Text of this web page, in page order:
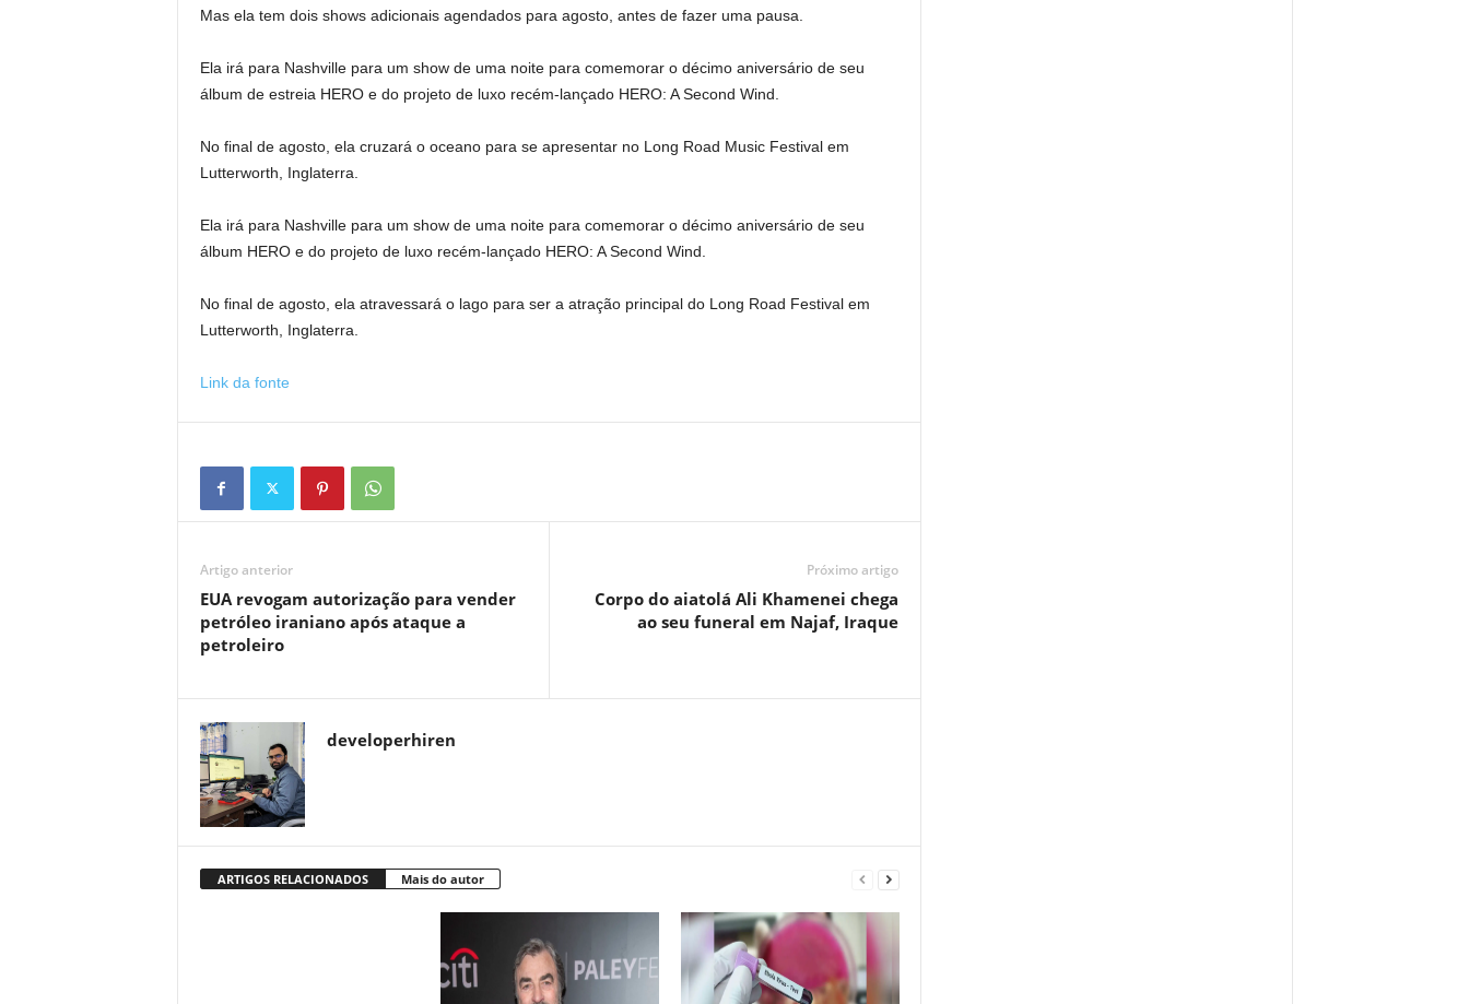
Mas ela tem dois shows adicionais agendados para agosto, antes de fazer uma pausa.
Ela irá para Nashville para um show de uma noite para comemorar o décimo aniversário de seu
álbum de estreia HERO e do projeto de luxo recém-lançado HERO: A Second Wind.
No final de agosto, ela cruzará o oceano para se apresentar no Long Road Music Festival em
Lutterworth, Inglaterra.
Ela irá para Nashville para um show de uma noite para comemorar o décimo aniversário de seu
álbum HERO e do projeto de luxo recém-lançado HERO: A Second Wind.
No final de agosto, ela atravessará o lago para ser a atração principal do Long Road Festival em
Lutterworth, Inglaterra.
Link da fonte
Artigo anterior
EUA revogam autorização para vender
petróleo iraniano após ataque a
petroleiro
Próximo artigo
Corpo do aiatolá Ali Khamenei chega
ao seu funeral em Najaf, Iraque
developerhiren
ARTIGOS RELACIONADOS Mais do autor